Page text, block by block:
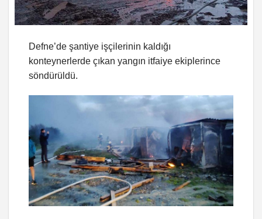
Defne’de şantiye işçilerinin kaldığı
konteynerlerde çıkan yangın itfaiye ekiplerince
söndürüldü.